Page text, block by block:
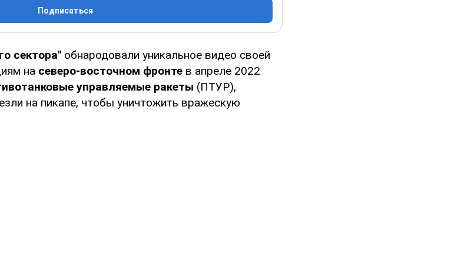
Подписаться
сектора" обнародовали уникальное видео своей
на северо-восточном фронте в апреле 2022
управляемые ракеты (ПТУР),
на пикапе, чтобы уничтожить вражескую